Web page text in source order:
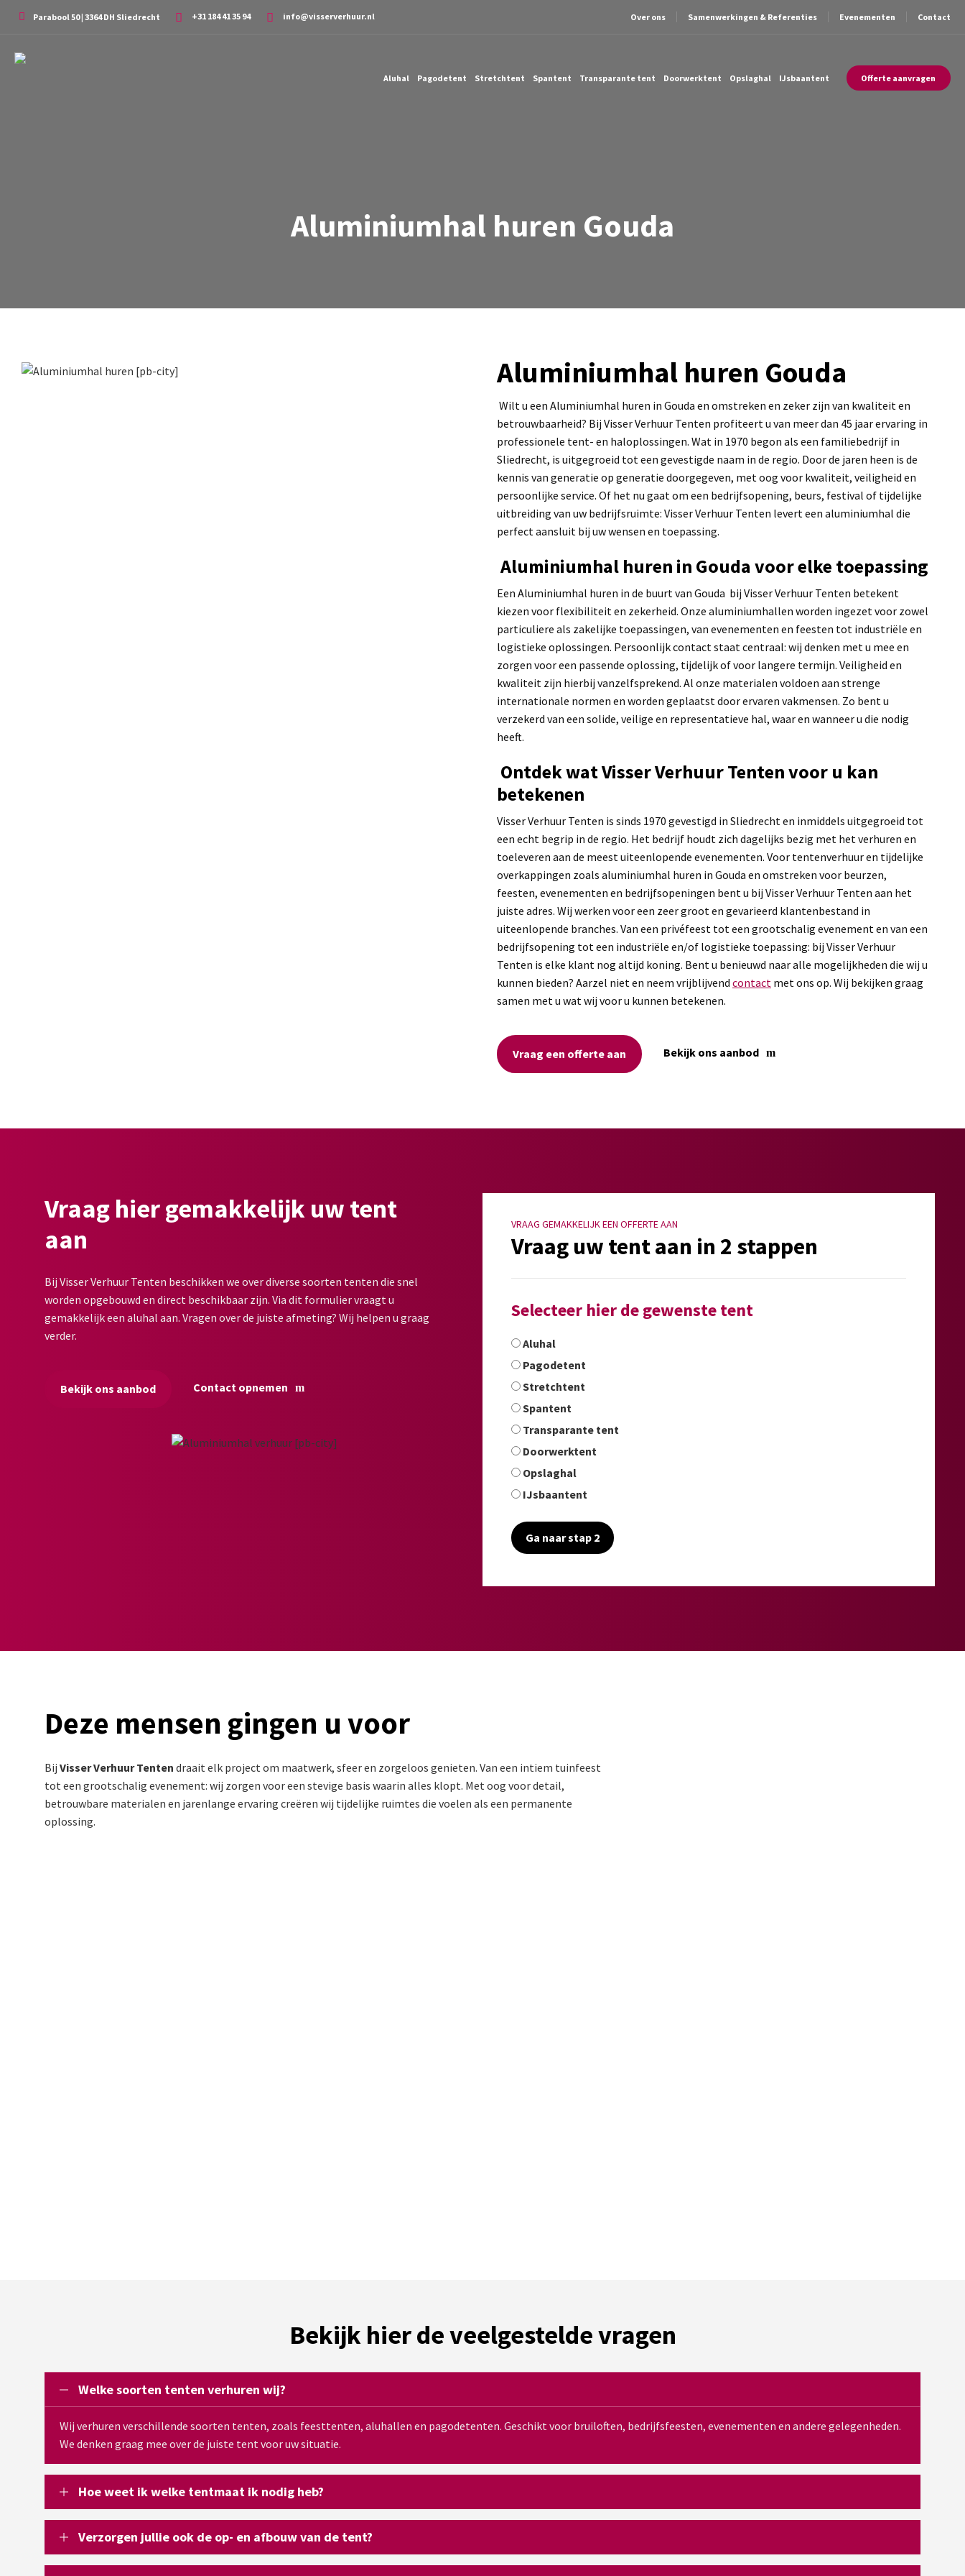
Parabool 50 | 3364 DH Sliedrecht +31 184 41 35 94 info@visserverhuur.nl Over ons Samenwerkingen & Referenties Evenementen Contact
Aluhal Pagodetent Stretchtent Spantent Transparante tent Doorwerktent Opslaghal IJsbaantent Offerte aanvragen
Aluminiumhal huren Gouda
Aluminiumhal huren Gouda
Wilt u een Aluminiumhal huren in Gouda en omstreken en zeker zijn van kwaliteit en
betrouwbaarheid? Bij Visser Verhuur Tenten profiteert u van meer dan 45 jaar ervaring in
professionele tent- en haloplossingen. Wat in 1970 begon als een familiebedrijf in
Sliedrecht, is uitgegroeid tot een gevestigde naam in de regio. Door de jaren heen is de
kennis van generatie op generatie doorgegeven, met oog voor kwaliteit, veiligheid en
persoonlijke service. Of het nu gaat om een bedrijfsopening, beurs, festival of tijdelijke
uitbreiding van uw bedrijfsruimte: Visser Verhuur Tenten levert een aluminiumhal die
perfect aansluit bij uw wensen en toepassing.
Aluminiumhal huren in Gouda voor elke toepassing
Een Aluminiumhal huren in de buurt van Gouda bij Visser Verhuur Tenten betekent
kiezen voor flexibiliteit en zekerheid. Onze aluminiumhallen worden ingezet voor zowel
particuliere als zakelijke toepassingen, van evenementen en feesten tot industriële en
logistieke oplossingen. Persoonlijk contact staat centraal: wij denken met u mee en
zorgen voor een passende oplossing, tijdelijk of voor langere termijn. Veiligheid en
kwaliteit zijn hierbij vanzelfsprekend. Al onze materialen voldoen aan strenge
internationale normen en worden geplaatst door ervaren vakmensen. Zo bent u
verzekerd van een solide, veilige en representatieve hal, waar en wanneer u die nodig
heeft.
Ontdek wat Visser Verhuur Tenten voor u kan
betekenen
Visser Verhuur Tenten is sinds 1970 gevestigd in Sliedrecht en inmiddels uitgegroeid tot
een echt begrip in de regio. Het bedrijf houdt zich dagelijks bezig met het verhuren en
toeleveren aan de meest uiteenlopende evenementen. Voor tentenverhuur en tijdelijke
overkappingen zoals aluminiumhal huren in Gouda en omstreken voor beurzen,
feesten, evenementen en bedrijfsopeningen bent u bij Visser Verhuur Tenten aan het
juiste adres. Wij werken voor een zeer groot en gevarieerd klantenbestand in
uiteenlopende branches. Van een privéfeest tot een grootschalig evenement en van een
bedrijfsopening tot een industriële en/of logistieke toepassing: bij Visser Verhuur
Tenten is elke klant nog altijd koning. Bent u benieuwd naar alle mogelijkheden die wij u
kunnen bieden? Aarzel niet en neem vrijblijvend contact met ons op. Wij bekijken graag
samen met u wat wij voor u kunnen betekenen.
Vraag een offerte aan Bekijk ons aanbod
Vraag hier gemakkelijk uw tent
aan
Bij Visser Verhuur Tenten beschikken we over diverse soorten tenten die snel
worden opgebouwd en direct beschikbaar zijn. Via dit formulier vraagt u
gemakkelijk een aluhal aan. Vragen over de juiste afmeting? Wij helpen u graag
verder.
Bekijk ons aanbod Contact opnemen
VRAAG GEMAKKELIJK EEN OFFERTE AAN
Vraag uw tent aan in 2 stappen
Selecteer hier de gewenste tent
Aluhal
Pagodetent
Stretchtent
Spantent
Transparante tent
Doorwerktent
Opslaghal
IJsbaantent
Ga naar stap 2
Deze mensen gingen u voor
Bij Visser Verhuur Tenten draait elk project om maatwerk, sfeer en zorgeloos genieten. Van een intiem tuinfeest
tot een grootschalig evenement: wij zorgen voor een stevige basis waarin alles klopt. Met oog voor detail,
betrouwbare materialen en jarenlange ervaring creëren wij tijdelijke ruimtes die voelen als een permanente
oplossing.
Bekijk hier de veelgestelde vragen
Welke soorten tenten verhuren wij?
Wij verhuren verschillende soorten tenten, zoals feesttenten, aluhallen en pagodetenten. Geschikt voor bruiloften, bedrijfsfeesten, evenementen en andere gelegenheden.
We denken graag mee over de juiste tent voor uw situatie.
Hoe weet ik welke tentmaat ik nodig heb?
Verzorgen jullie ook de op- en afbouw van de tent?